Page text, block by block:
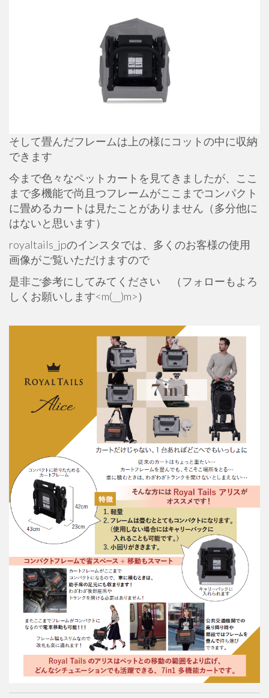
そして畳んだフレームは上の様にコットの中に収納
できます
今まで色々なペットカートを見てきましたが、ここ
まで多機能で尚且つフレームがここまでコンパクト
に畳めるカートは見たことがありません（多分他に
はないと思います）
royaltails_jpのインスタでは、多くのお客様の使用
画像がご覧いただけますので
是非ご参考にしてみてください （フォローもよろ
しくお願いします<m(__)m>）